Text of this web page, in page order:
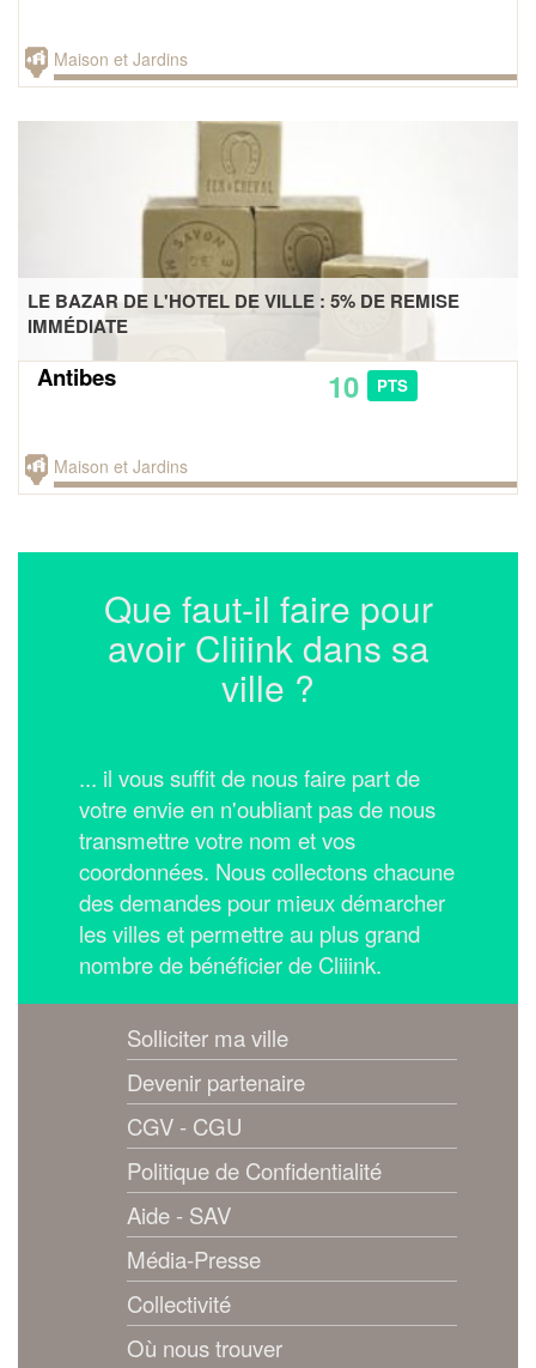
Maison et Jardins
LE BAZAR DE L'HOTEL DE VILLE : 5% DE REMISE
IMMÉDIATE
Antibes 10 PTS
Maison et Jardins
Que faut-il faire pour
avoir Cliiink dans sa
ville ?
... il vous suffit de nous faire part de
votre envie en n'oubliant pas de nous
transmettre votre nom et vos
coordonnées. Nous collectons chacune
des demandes pour mieux démarcher
les villes et permettre au plus grand
nombre de bénéficier de Cliiink.
Solliciter ma ville
Devenir partenaire
CGV - CGU
Politique de Confidentialité
Aide - SAV
Média-Presse
Collectivité
Où nous trouver